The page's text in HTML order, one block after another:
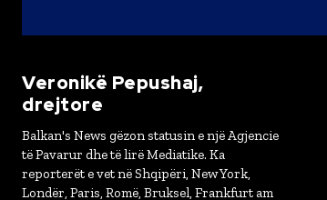
Veronikë Pepushaj,
drejtore
Balkan's News gëzon statusin e një Agjencie
të Pavarur dhe të lirë Mediatike. Ka
reporterët e vet në Shqipëri, New York,
Londër, Paris, Romë, Bruksel, Frankfurt am